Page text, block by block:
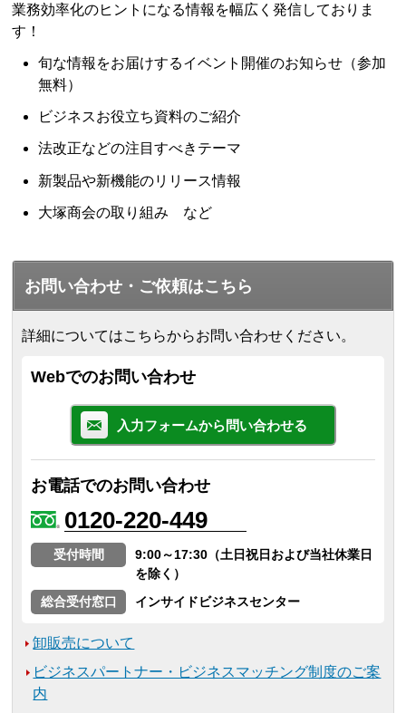
業務効率化のヒントになる情報を幅広く発信しておりま
す！
旬な情報をお届けするイベント開催のお知らせ（参加
無料）
ビジネスお役立ち資料のご紹介
法改正などの注目すべきテーマ
新製品や新機能のリリース情報
大塚商会の取り組み など
お問い合わせ・ご依頼はこちら
詳細についてはこちらからお問い合わせください。
Webでのお問い合わせ
入力フォームから問い合わせる
お電話でのお問い合わせ
0120-220-449
受付時間
9:00～17:30（土日祝日および当社休業日
を除く）
総合受付窓口
インサイドビジネスセンター
卸販売について
ビジネスパートナー・ビジネスマッチング制度のご案
内